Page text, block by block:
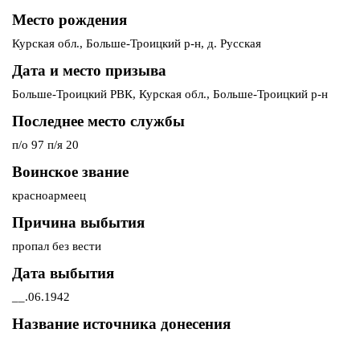
Место рождения
Курская обл., Больше-Троицкий р-н, д. Русская
Дата и место призыва
Больше-Троицкий РВК, Курская обл., Больше-Троицкий р-н
Последнее место службы
п/о 97 п/я 20
Воинское звание
красноармеец
Причина выбытия
пропал без вести
Дата выбытия
__.06.1942
Название источника донесения